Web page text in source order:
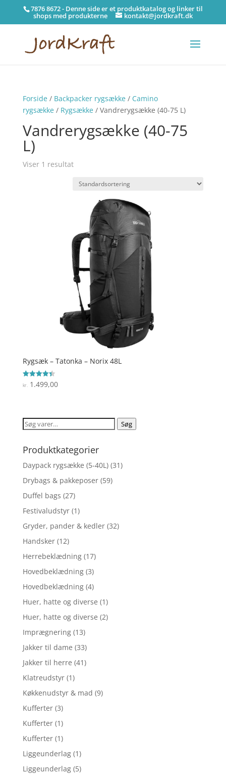
7876 8672 - Denne side er et produktkatalog og linker til
shops med produkterne kontakt@jordkraft.dk
Forside/ Backpacker rygsække/ Camino
rygsække/ Rygsække/ Vandrerygsække (40-75 L)
Vandrerygsække (40-75
L)
Viser 1 resultat
Rygsæk – Tatonka – Norix 48L
Vurderet
4.4
kr. 1.499,00
Søg
Søg
Produktkategorier
Daypack rygsække (5-40L) (31)
Drybags & pakkeposer (59)
Duffel bags (27)
Festivaludstyr (1)
Gryder, pander & kedler (32)
Handsker (12)
Herrebeklædning (17)
Hovedbeklædning (3)
Hovedbeklædning (4)
Huer, hatte og diverse (1)
Huer, hatte og diverse (2)
Imprægnering (13)
Jakker til dame (33)
Jakker til herre (41)
Klatreudstyr (1)
Køkkenudstyr & mad (9)
Kufferter (3)
Kufferter (1)
Kufferter (1)
Liggeunderlag (1)
Liggeunderlag (5)